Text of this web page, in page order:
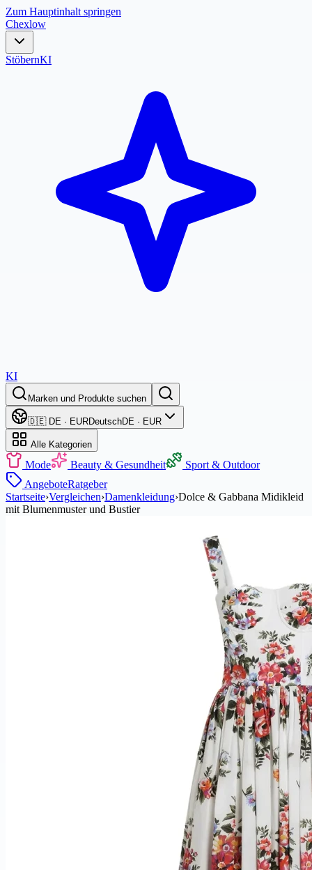
Zum Hauptinhalt springen
Chexlow
StöbernKI
KI
Marken und Produkte suchen
🇩🇪 DE · EURDeutschDE · EUR
Alle Kategorien
Mode Beauty & Gesundheit
Sport & Outdoor
AngeboteRatgeber
Startseite›Vergleichen›Damenkleidung›Dolce & Gabbana Midikleid
mit Blumenmuster und Bustier